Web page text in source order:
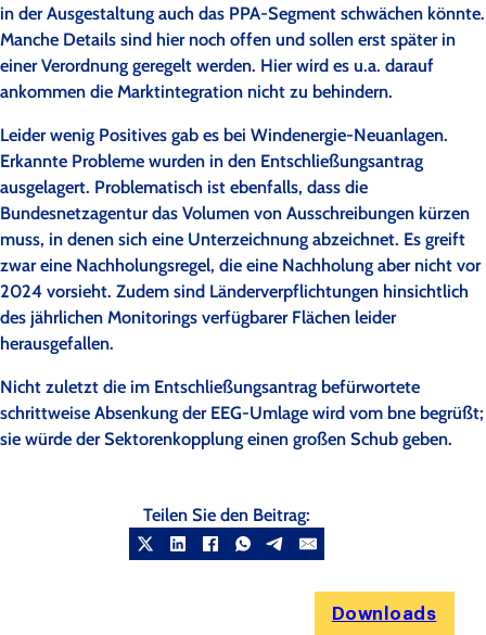
in der Ausgestaltung auch das PPA-Segment schwächen könnte.
Manche Details sind hier noch offen und sollen erst später in
einer Verordnung geregelt werden. Hier wird es u.a. darauf
ankommen die Marktintegration nicht zu behindern.
Leider wenig Positives gab es bei Windenergie-Neuanlagen.
Erkannte Probleme wurden in den Entschließungsantrag
ausgelagert. Problematisch ist ebenfalls, dass die
Bundesnetzagentur das Volumen von Ausschreibungen kürzen
muss, in denen sich eine Unterzeichnung abzeichnet. Es greift
zwar eine Nachholungsregel, die eine Nachholung aber nicht vor
2024 vorsieht. Zudem sind Länderverpflichtungen hinsichtlich
des jährlichen Monitorings verfügbarer Flächen leider
herausgefallen.
Nicht zuletzt die im Entschließungsantrag befürwortete
schrittweise Absenkung der EEG-Umlage wird vom bne begrüßt;
sie würde der Sektorenkopplung einen großen Schub geben.
Teilen Sie den Beitrag:
Downloads